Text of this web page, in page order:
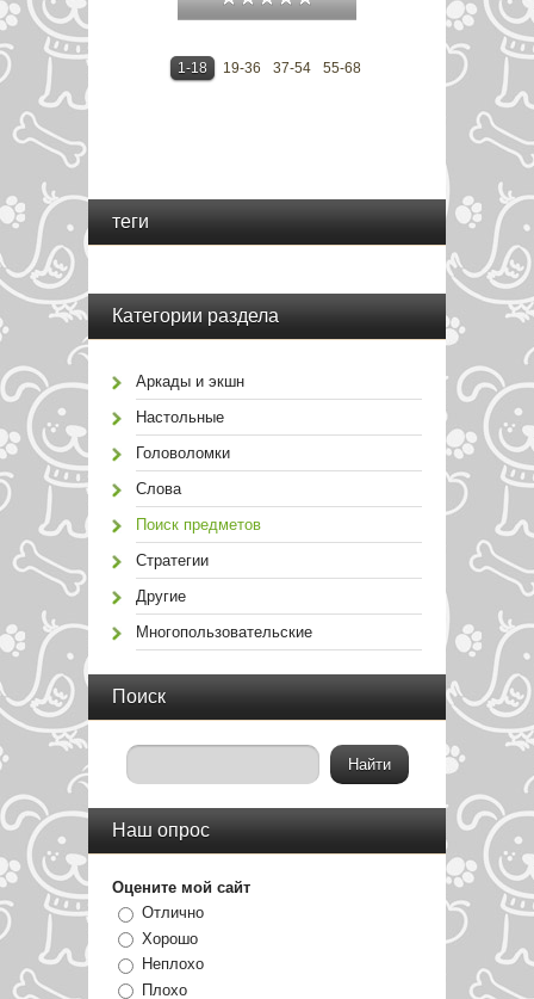
1-18 19-36 37-54 55-68
теги
Категории раздела
Аркады и экшн
Настольные
Головоломки
Слова
Поиск предметов
Стратегии
Другие
Многопользовательские
Поиск
Наш опрос
Оцените мой сайт
Отлично
Хорошо
Неплохо
Плохо